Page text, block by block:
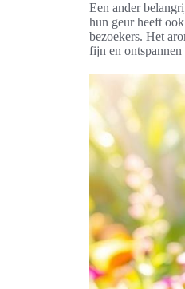
Een ander
hun geur heeft
bezoekers. Het
fijn en ontspannen